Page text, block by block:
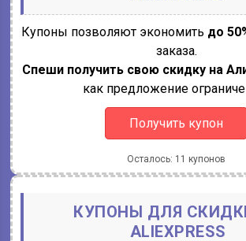
Купоны позволяют экономить до
заказа.
Спеши получить свою скидку на
как предложение
Получить купон
Осталось: 11 купонов
КУПОНЫ ДЛЯ
ALIEXPRESS